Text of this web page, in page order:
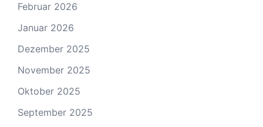
Februar 2026
Januar 2026
Dezember 2025
November 2025
Oktober 2025
September 2025